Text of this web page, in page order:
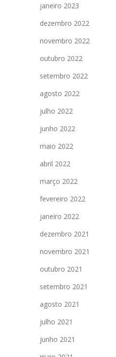
janeiro 2023
dezembro 2022
novembro 2022
outubro 2022
setembro 2022
agosto 2022
julho 2022
junho 2022
maio 2022
abril 2022
março 2022
fevereiro 2022
janeiro 2022
dezembro 2021
novembro 2021
outubro 2021
setembro 2021
agosto 2021
julho 2021
junho 2021